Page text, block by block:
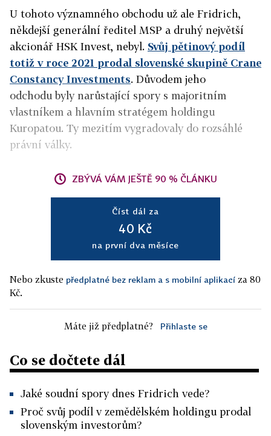
U tohoto významného obchodu už ale Fridrich,
někdejší generální ředitel MSP a druhý největší
akcionář HSK Invest, nebyl. Svůj pětinový podíl
totiž v roce 2021 prodal slovenské skupině Crane
Constancy Investments. Důvodem jeho
odchodu byly narůstající spory s majoritním
vlastníkem a hlavním stratégem holdingu
Kuropatou. Ty mezitím vygradovaly do rozsáhlé
právní války.
ZBÝVÁ VÁM JEŠTĚ 90 % ČLÁNKU
Číst dál za
40 Kč
na první dva měsíce
Nebo zkuste předplatné bez reklam a s mobilní aplikací za 80
Kč.
Máte již předplatné? Přihlaste se
Co se dočtete dál
Jaké soudní spory dnes Fridrich vede?
Proč svůj podíl v zemědělském holdingu prodal
slovenským investorům?